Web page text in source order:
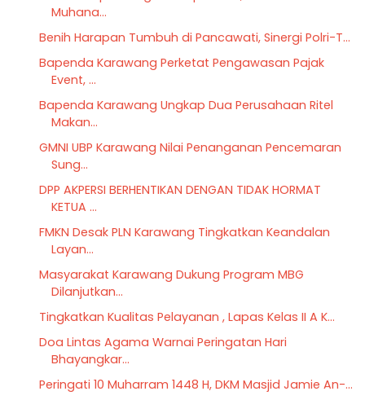
Muhana...
Benih Harapan Tumbuh di Pancawati, Sinergi Polri-T...
Bapenda Karawang Perketat Pengawasan Pajak
Event, ...
Bapenda Karawang Ungkap Dua Perusahaan Ritel
Makan...
GMNI UBP Karawang Nilai Penanganan Pencemaran
Sung...
DPP AKPERSI BERHENTIKAN DENGAN TIDAK HORMAT
KETUA ...
FMKN Desak PLN Karawang Tingkatkan Keandalan
Layan...
Masyarakat Karawang Dukung Program MBG
Dilanjutkan...
Tingkatkan Kualitas Pelayanan , Lapas Kelas II A K...
Doa Lintas Agama Warnai Peringatan Hari
Bhayangkar...
Peringati 10 Muharram 1448 H, DKM Masjid Jamie An-...